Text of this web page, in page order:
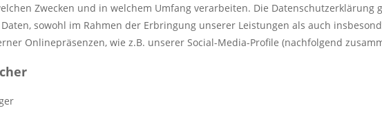
Zwecken und in welchem Umfang verarbeiten. Die
sowohl im Rahmen der Erbringung unserer Leistungen als auch
Onlinepräsenzen, wie z.B. unserer Social-Media-Profile (nachfolgend